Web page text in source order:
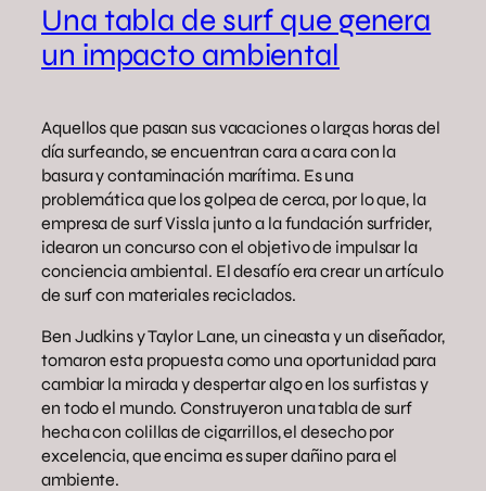
Una tabla de surf que genera
un impacto ambiental
Aquellos que pasan sus vacaciones o largas horas del
día surfeando, se encuentran cara a cara con la
basura y contaminación marítima. Es una
problemática que los golpea de cerca, por lo que, la
empresa de surf Vissla junto a la fundación surfrider,
idearon un concurso con el objetivo de impulsar la
conciencia ambiental. El desafío era crear un artículo
de surf con materiales reciclados.
Ben Judkins y Taylor Lane, un cineasta y un diseñador,
tomaron esta propuesta como una oportunidad para
cambiar la mirada y despertar algo en los surfistas y
en todo el mundo. Construyeron una tabla de surf
hecha con colillas de cigarrillos, el desecho por
excelencia, que encima es super dañino para el
ambiente.